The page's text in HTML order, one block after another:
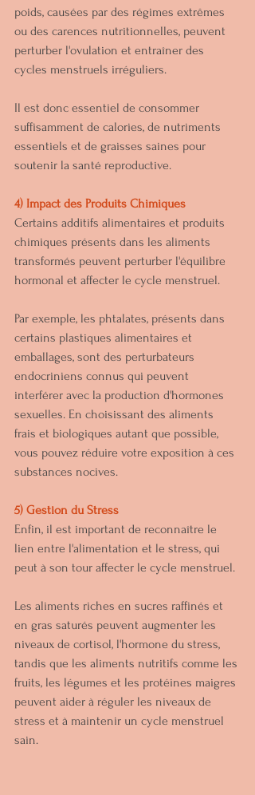
poids, causées par des régimes extrêmes
ou des carences nutritionnelles, peuvent
perturber l'ovulation et entraîner des
cycles menstruels irréguliers.
Il est donc essentiel de consommer
suffisamment de calories, de nutriments
essentiels et de graisses saines pour
soutenir la santé reproductive.
4) Impact des Produits Chimiques
Certains additifs alimentaires et produits
chimiques présents dans les aliments
transformés peuvent perturber l'équilibre
hormonal et affecter le cycle menstruel.
Par exemple, les phtalates, présents dans
certains plastiques alimentaires et
emballages, sont des perturbateurs
endocriniens connus qui peuvent
interférer avec la production d'hormones
sexuelles. En choisissant des aliments
frais et biologiques autant que possible,
vous pouvez réduire votre exposition à ces
substances nocives.
5) Gestion du Stress
Enfin, il est important de reconnaître le
lien entre l'alimentation et le stress, qui
peut à son tour affecter le cycle menstruel.
Les aliments riches en sucres raffinés et
en gras saturés peuvent augmenter les
niveaux de cortisol, l'hormone du stress,
tandis que les aliments nutritifs comme les
fruits, les légumes et les protéines maigres
peuvent aider à réguler les niveaux de
stress et à maintenir un cycle menstruel
sain.